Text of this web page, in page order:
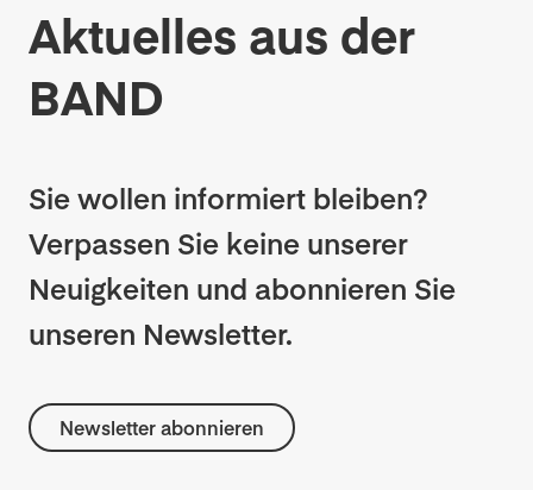
Aktuelles aus der
BAND
Sie wollen informiert bleiben?
Verpassen Sie keine unserer
Neuigkeiten und abonnieren Sie
unseren Newsletter.
Newsletter abonnieren